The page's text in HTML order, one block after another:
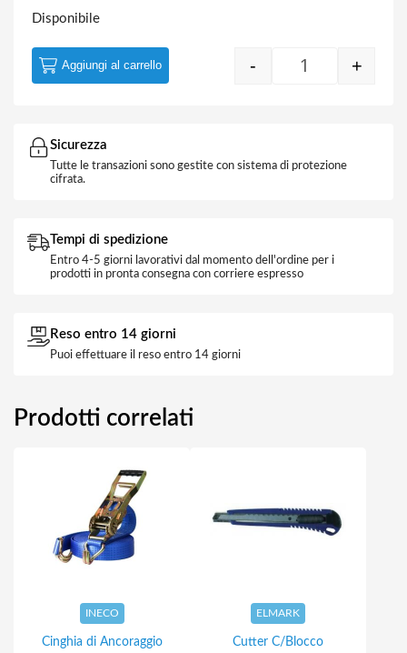
Disponibile
Set 10 Lame
- +
Aggiungi al carrello
Sicurezza
Tutte le transazioni sono gestite con sistema di protezione
cifrata.
Tempi di spedizione
Entro 4-5 giorni lavorativi dal momento dell'ordine per i
prodotti in pronta consegna con corriere espresso
Reso entro 14 giorni
Puoi effettuare il reso entro 14 giorni
Prodotti correlati
INECO
Cinghia di Ancoraggio
ELMARK
Cutter C/Blocco